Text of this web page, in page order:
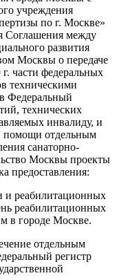
учреждения
по г. Москве»
Соглашения между
развития
Москвы о передаче
части федеральных
техническими
Федеральный
технических
инвалиду, и
помощи отдельным
санаторно-
Москвы проекты
предоставления:
и реабилитационных
реабилитационных
в городе Москве.
отдельным
регистр